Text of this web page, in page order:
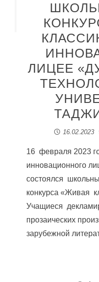
ЛИЦЕЕ
16.02.2023
16 февраля 2023
инновационного
состоялся
конкурса «Живая
Учащиеся
прозаических
зарубежной